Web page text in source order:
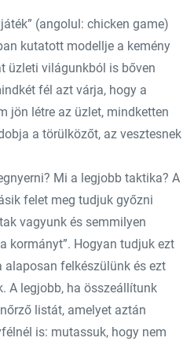
(angolul: chicken game)
kutatott modellje a kemény
üzleti világunkból is bőven
fél azt várja, hogy a
jön létre az üzlet, mindketten
a törülközőt, az vesztesnek
Mi a legjobb taktika? A
felet meg tudjuk győzni
vagyunk és semmilyen
kormányt”. Hogyan tudjuk ezt
alaposan felkészülünk és ezt
A legjobb, ha összeállítunk
listát, amelyet aztán
is: mutassuk, hogy nem